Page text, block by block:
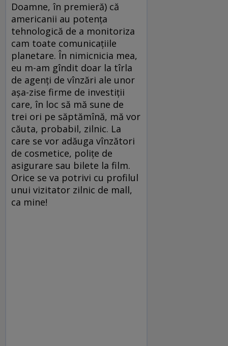
Doamne, în premieră) că
americanii au potenţa
tehnologică de a monitoriza
cam toate comunicaţiile
planetare. În nimicnicia mea,
eu m-am gîndit doar la tîrla
de agenţi de vînzări ale unor
aşa-zise firme de investiţii
care, în loc să mă sune de
trei ori pe săptămînă, mă vor
căuta, probabil, zilnic. La
care se vor adăuga vînzători
de cosmetice, poliţe de
asigurare sau bilete la film.
Orice se va potrivi cu profilul
unui vizitator zilnic de mall,
ca mine!